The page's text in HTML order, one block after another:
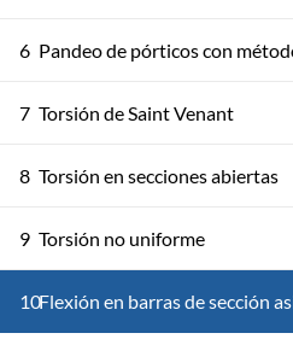
6 Pandeo de pórticos con
7 Torsión de Saint Venant
8 Torsión en secciones abiertas
9 Torsión no uniforme
10Flexión en barras de sección